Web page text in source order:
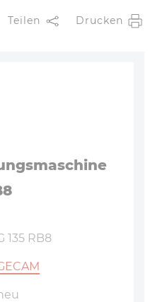
Teilen Drucken
135 RB8